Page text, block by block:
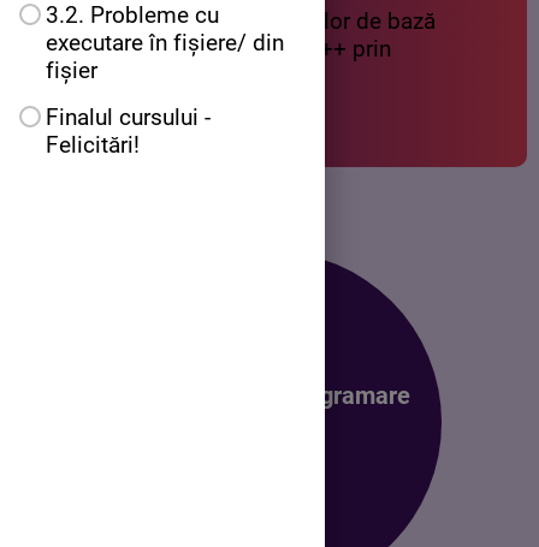
3.2. Probleme cu
executare în fișiere/ din
fișier
Finalul cursului -
Felicitări!
înțelegerea algoritmilor de bază
utilizați în limbajul C++ prin
Mediul de programare